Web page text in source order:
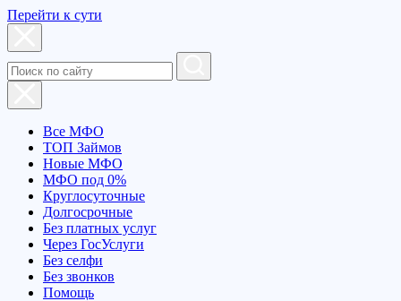
Перейти к сути
Все МФО
ТОП Займов
Новые МФО
МФО под 0%
Круглосуточные
Долгосрочные
Без платных услуг
Через ГосУслуги
Без селфи
Без звонков
Помощь